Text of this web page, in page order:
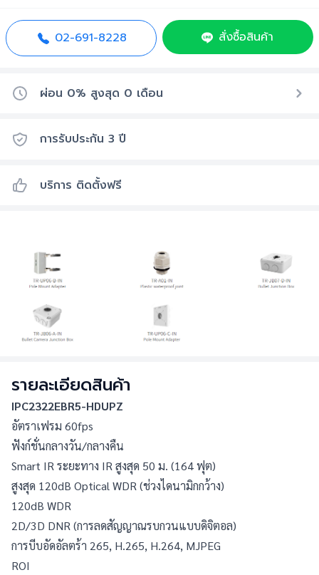
02-691-8228 สั่งซื้อสินค้า
ผ่อน 0% สูงสุด 0 เดือน
การรับประกัน 3 ปี
บริการ ติดตั้งฟรี
รายละเอียดสินค้า
IPC2322EBR5-HDUPZ
อัตราเฟรม 60fps
ฟังก์ชั่นกลางวัน/กลางคืน
Smart IR ระยะทาง IR สูงสุด 50 ม. (164 ฟุต)
สูงสุด 120dB Optical WDR (ช่วงไดนามิกกว้าง)
120dB WDR
2D/3D DNR (การลดสัญญาณรบกวนแบบดิจิตอล)
การบีบอัดอัลตร้า 265, H.265, H.264, MJPEG
ROI